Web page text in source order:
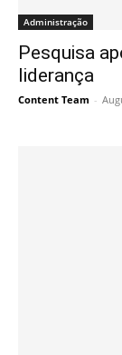
Administração
Pesquisa
liderança
Content Team -